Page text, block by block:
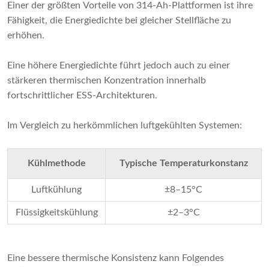
Einer der größten Vorteile von 314-Ah-Plattformen ist ihre
Fähigkeit, die Energiedichte bei gleicher Stellfläche zu
erhöhen.
Eine höhere Energiedichte führt jedoch auch zu einer
stärkeren thermischen Konzentration innerhalb
fortschrittlicher ESS-Architekturen.
Im Vergleich zu herkömmlichen luftgekühlten Systemen:
Kühlmethode Typische Temperaturkonstanz
Luftkühlung ±8–15°C
Flüssigkeitskühlung ±2–3°C
Eine bessere thermische Konsistenz kann Folgendes